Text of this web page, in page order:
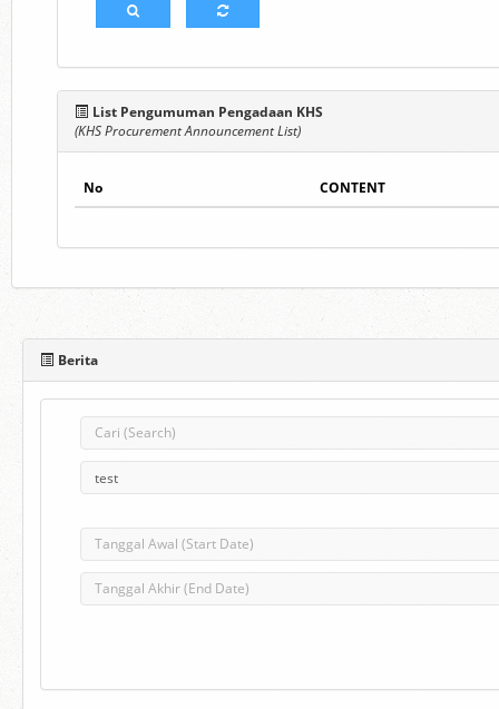
List Pengumuman Pengadaan KHS
(KHS Procurement Announcement List)
No CONTENT
Berita